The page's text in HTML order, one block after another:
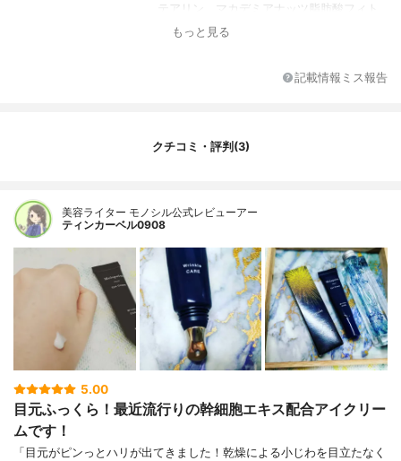
テアリン、マカデミアナッツ脂肪酸フィト
ステリル、ホホバ種子油、ラウロイルグル
エタノール、ヒト脂肪細胞順化培養液エキ
リチマムカルス培養液、ロドデンドロンフ
エチルへキサン酸ペンタエリスリチル、ア
ラキジルアルコール、セタノール、テトラ
ヘキシルデカン酸アスコルビル、水添レシ
チン、ベヘニルアルコール、アラキルグル
コシド、グリチルレチン酸ステアリル、ア
ルギニン、ポリクオタニウム－６１、ステ
アロキシPGヒドロキシエチルセルロースス
ルホン酸Na、パルミチン酸レチノール、コ
ーン油、イソマルト、クチナシ果実エキ
ス、3－O－エチルアスコルビン酸、ヒアル
酸アスコルビルリン酸３Na、加水分解コラ
ーゲン、 水添ナタネ油アルコール、（クエ
リル、レシチン、オリーブ果実油、クダモ
もっと見る
記載情報ミス報告
クチコミ・評判(3)
美容ライター モノシル公式レビューアー
ティンカーベル0908
5.00
目元ふっくら！最近流行りの幹細胞エキス配合アイクリー
ムです！
「目元がピンっとハリが出てきました！乾燥による小じわを目立たなく